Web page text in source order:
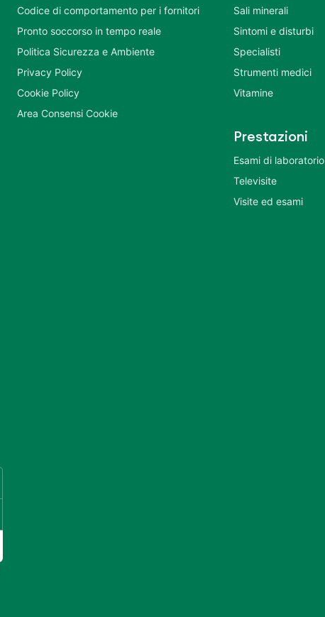
Codice di comportamento per i fornitori
Pronto soccorso in tempo reale
Politica Sicurezza e Ambiente
Privacy Policy
Cookie Policy
Area Consensi Cookie
Sali minerali
Sintomi e disturbi
Specialisti
Strumenti medici
Vitamine
Prestazioni
Esami di laboratorio
Televisite
Visite ed esami